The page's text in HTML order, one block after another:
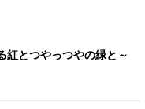
とつやっつやの緑と～